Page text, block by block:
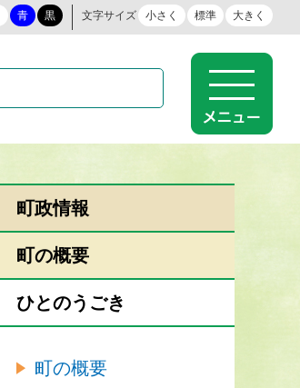
青 黒 文字サイズ 小さく 標準 大きく
町政情報
町の概要
ひとのうごき
町の概要